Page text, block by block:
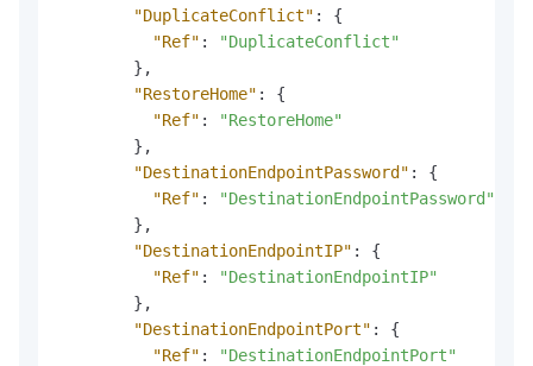
"DuplicateConflict" :
{
"Ref" :
"DuplicateConflict"
} ,
"RestoreHome" :
{
"Ref" :
"RestoreHome"
} ,
"DestinationEndpointPassword" :
{
"Ref" :
"DestinationEndpointPassword"
} ,
"DestinationEndpointIP" :
{
"Ref" :
"DestinationEndpointIP"
} ,
"DestinationEndpointPort" :
{
"Ref" :
"DestinationEndpointPort"